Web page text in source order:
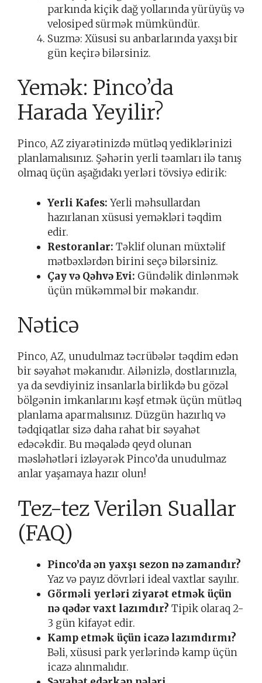
parkında kiçik dağ yollarında yürüyüş və
velosiped sürmək mümkündür.
Suzmə: Xüsusi su anbarlarında yaxşı bir
gün keçirə bilərsiniz.
Yemək: Pinco’da
Harada Yeyilir?
Pinco, AZ ziyarətinizdə mütləq yediklərinizi
planlamalısınız. Şəhərin yerli təamları ilə tanış
olmaq üçün aşağıdakı yerləri tövsiyə edirik:
Yerli Kafes: Yerli məhsullardan
hazırlanan xüsusi yeməkləri təqdim
edir.
Restoranlar: Təklif olunan müxtəlif
mətbəxlərdən birini seçə bilərsiniz.
Çay və Qəhvə Evi: Gündəlik dinlənmək
üçün mükəmməl bir məkandır.
Nəticə
Pinco, AZ, unudulmaz təcrübələr təqdim edən
bir səyahət məkanıdır. Ailənizlə, dostlarınızla,
ya da sevdiyiniz insanlarla birlikdə bu gözəl
bölgənin imkanlarını kəşf etmək üçün mütləq
planlama aparmalısınız. Düzgün hazırlıq və
tədqiqatlar sizə daha rahat bir səyahət
edəcəkdir. Bu məqalədə qeyd olunan
məsləhətləri izləyərək Pinco’da unudulmaz
anlar yaşamaya hazır olun!
Tez-tez Verilən Suallar
(FAQ)
Pinco’da ən yaxşı sezon nə zamandır?
Yaz və payız dövrləri ideal vaxtlar sayılır.
Görməli yerləri ziyarət etmək üçün
nə qədər vaxt lazımdır? Tipik olaraq 2-
3 gün kifayət edir.
Kamp etmək üçün icazə lazımdırmı?
Bəli, xüsusi park yerlərində kamp üçün
icazə alınmalıdır.